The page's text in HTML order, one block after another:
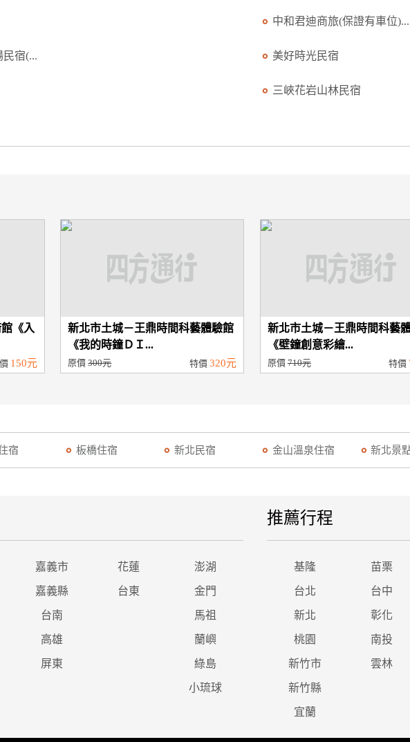
中和君迪商旅(保證有車位)...
宿(... 美好時光民宿
三峽花岩山林民宿
《入
150元
新北市土城－王鼎時間科藝體驗館
《我的時鐘ＤＩ...
原價300元 特價320元
新北市土城－王鼎時間科藝
《壁鐘創意彩繪...
原價710元 特價
宿 板橋住宿 新北民宿 金山溫泉住宿 新北景
嘉義市 花蓮 澎湖
嘉義縣 台東 金門
台南 馬祖
高雄 蘭嶼
屏東 綠島
小琉球
推薦行程
基隆 苗栗
台北 台中
新北 彰化
桃園 南投
新竹市 雲林
新竹縣
宜蘭